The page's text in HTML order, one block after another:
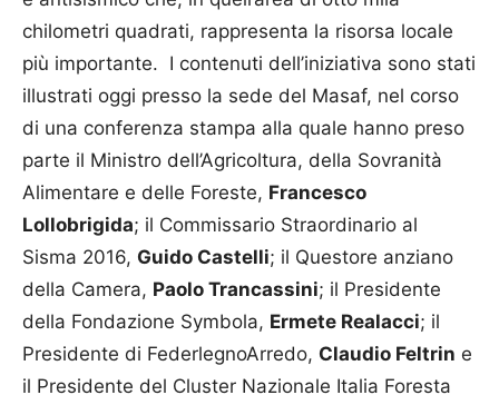
chilometri quadrati, rappresenta la risorsa locale
più importante. I contenuti dell’iniziativa sono stati
illustrati oggi presso la sede del Masaf, nel corso
di una conferenza stampa alla quale hanno preso
parte il Ministro dell’Agricoltura, della Sovranità
Alimentare e delle Foreste, Francesco
Lollobrigida; il Commissario Straordinario al
Sisma 2016, Guido Castelli; il Questore anziano
della Camera, Paolo Trancassini; il Presidente
della Fondazione Symbola, Ermete Realacci; il
Presidente di FederlegnoArredo, Claudio Feltrin e
il Presidente del Cluster Nazionale Italia Foresta